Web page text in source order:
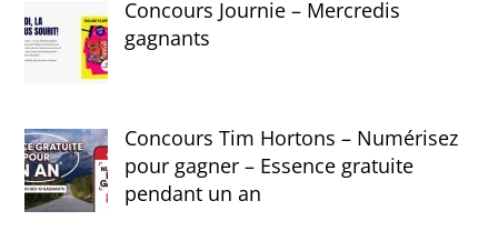
Concours Journie – Mercredis
gagnants
Concours Tim Hortons – Numérisez
pour gagner – Essence gratuite
pendant un an